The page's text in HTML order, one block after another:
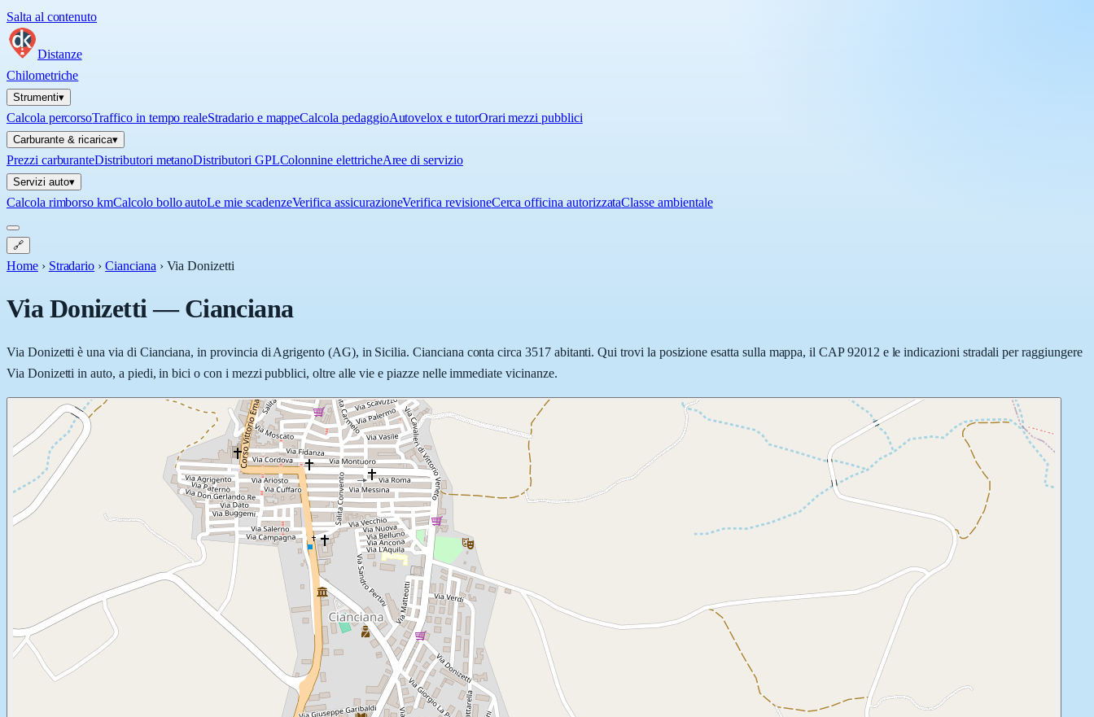
Salta al contenuto
Distanze
Chilometriche
Strumenti▾
Calcola percorsoTraffico in tempo realeStradario e mappeCalcola pedaggioAutovelox e tutorOrari mezzi pubblici
Carburante & ricarica▾
Prezzi carburanteDistributori metanoDistributori GPLColonnine elettricheAree di servizio
Servizi auto▾
Calcola rimborso kmCalcolo bollo autoLe mie scadenzeVerifica assicurazioneVerifica revisioneCerca officina autorizzataClasse ambientale
🔗
Home › Stradario › Cianciana › Via Donizetti
Via Donizetti—Cianciana
Via Donizetti è una via di Cianciana, in provincia di Agrigento (AG), in Sicilia. Cianciana conta circa 3517 abitanti. Qui trovi la posizione esatta sulla mappa, il CAP 92012 e le indicazioni stradali per raggiungere
Via Donizetti in auto, a piedi, in bici o con i mezzi pubblici, oltre alle vie e piazze nelle immediate vicinanze.